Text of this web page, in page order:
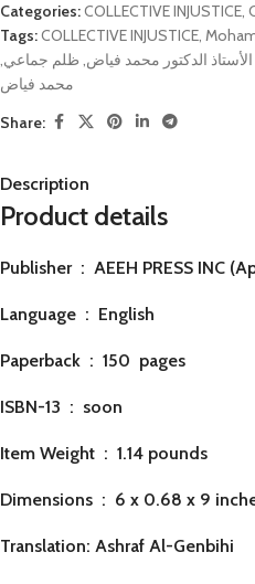
Categories:COLLECTIVE INJUSTICE,
Tags:COLLECTIVE INJUSTICE,
الدكتور محمد فياض, ظلم جماعي,
محمد فياض
Share:
Description
Product details
Publisher ‏ : ‎ AEEH PRESS INC
Language ‏ : ‎ English
Paperback ‏ : ‎ 150 pages
ISBN-13 ‏ : ‎ soon
Item Weight ‏ : ‎ 1.14 pounds
Dimensions ‏ : ‎ 6 x 0.68 x 9
Translation: Ashraf Al-Genbihi